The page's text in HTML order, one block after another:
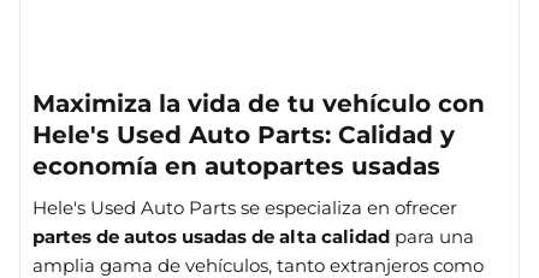
Maximiza la vida de tu vehículo con
Hele's Used Auto Parts: Calidad y
economía en autopartes usadas
Hele's Used Auto Parts se especializa en ofrecer
partes de autos usadas de alta calidad para una
amplia gama de vehículos, tanto extranjeros como